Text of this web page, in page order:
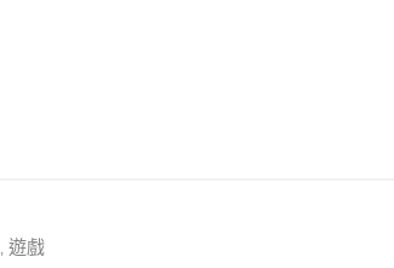
, 遊戲